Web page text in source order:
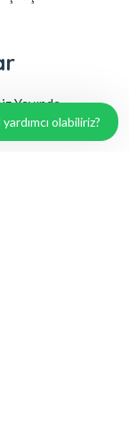
Yayında
yardımcı olabiliriz?